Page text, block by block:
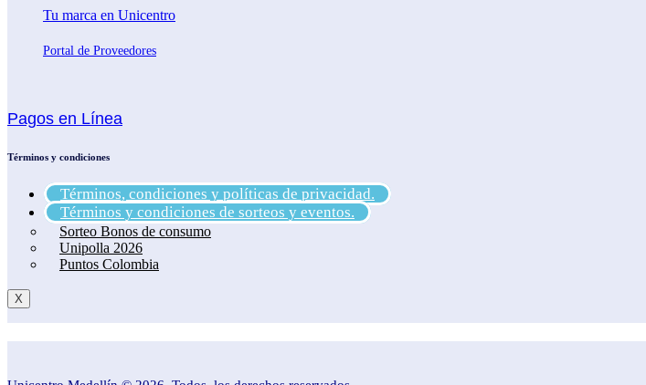
Tu marca en Unicentro
Portal de Proveedores
Pagos en Línea
Términos y condiciones
Términos, condiciones y políticas de privacidad.
Términos y condiciones de sorteos y eventos.
Sorteo Bonos de consumo
Unipolla 2026
Puntos Colombia
X